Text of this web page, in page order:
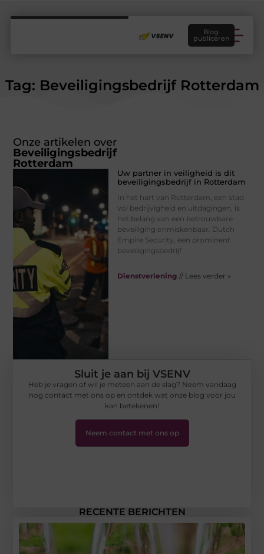
Blog
publiceren
Tag: Beveiligingsbedrijf Rotterdam
Onze artikelen over
Beveiligingsbedrijf
Rotterdam
Uw partner in veiligheid is dit
beveiligingsbedrijf in Rotterdam
In het hart van Rotterdam, een stad
vol bedrijvigheid en uitdagingen, is
het belang van een betrouwbare
beveiliging onmiskenbaar. Dutch
Empire Security, een prominent
beveiligingsbedrijf
Dienstverlening // Lees verder »
RECENTE BERICHTEN
Sluit je aan bij VSENV
Heb je vragen of wil je meteen aan de slag? Neem vandaag
nog contact met ons op en ontdek wat onze blog voor jou
kan betekenen!
Neem contact met ons op